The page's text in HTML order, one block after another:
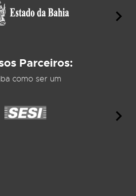
Parceiros:
como ser um